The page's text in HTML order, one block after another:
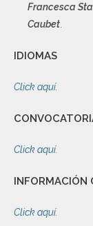
Francesca
Caubet.
IDIOMAS
Click aquí.
Click aquí.
INFORMACIÓN
Click aquí.